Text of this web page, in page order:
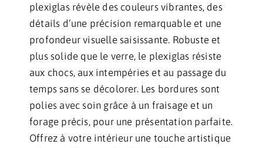
plexiglas révèle des couleurs vibrantes, des
détails d’une précision remarquable et une
profondeur visuelle saisissante. Robuste et
plus solide que le verre, le plexiglas résiste
aux chocs, aux intempéries et au passage du
temps sans se décolorer. Les bordures sont
polies avec soin grâce à un fraisage et un
forage précis, pour une présentation parfaite.
Offrez à votre intérieur une touche artistique